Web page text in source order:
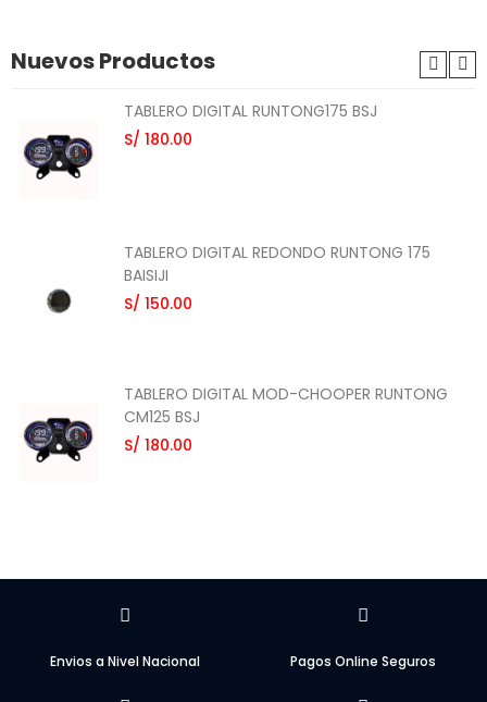
Nuevos Productos
TABLERO DIGITAL RUNTONG175 BSJ
S/ 180.00
TABLERO DIGITAL REDONDO RUNTONG 175
BAISIJI
S/ 150.00
TABLERO DIGITAL MOD-CHOOPER RUNTONG
CM125 BSJ
S/ 180.00
Envios a Nivel Nacional Pagos Online Seguros